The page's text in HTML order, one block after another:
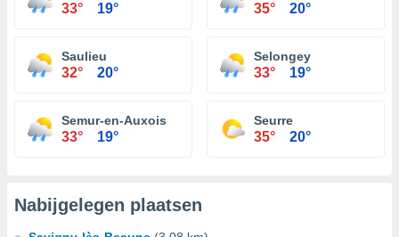
33° 19° 35° 20°
Saulieu
32° 20°
Selongey
33° 19°
Semur-en-Auxois
33° 19°
Seurre
35° 20°
Nabijgelegen plaatsen